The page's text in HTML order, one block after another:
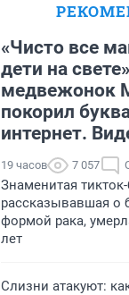
Наталья
деньги
«Чисто все
дети на
медвежонок
покорил
интернет.
19 часов 7 057
Знаменитая тикток-
рассказывавшая о
формой рака,
лет
Слизни атакуют: